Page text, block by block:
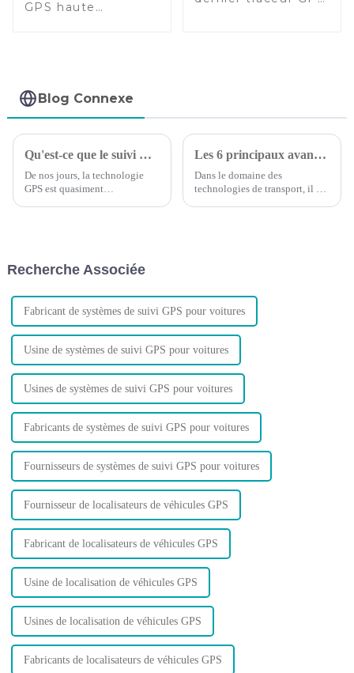
GPS haute
Blog Connexe
Qu'est-ce que le suivi GPS : ce que vous devez savoir
De nos jours, la technologie
GPS est quasiment
le trafic GPS ?
Les 6 principaux avantages du suivi GPS des véhicules
Dans le domaine des
technologies de transport, il est
Recherche Associée
Fabricant de systèmes de suivi GPS pour voitures
Usine de systèmes de suivi GPS pour voitures
Usines de systèmes de suivi GPS pour voitures
Fabricants de systèmes de suivi GPS pour voitures
Fournisseurs de systèmes de suivi GPS pour voitures
Fournisseur de localisateurs de véhicules GPS
Fabricant de localisateurs de véhicules GPS
Usine de localisation de véhicules GPS
Usines de localisation de véhicules GPS
Fabricants de localisateurs de véhicules GPS